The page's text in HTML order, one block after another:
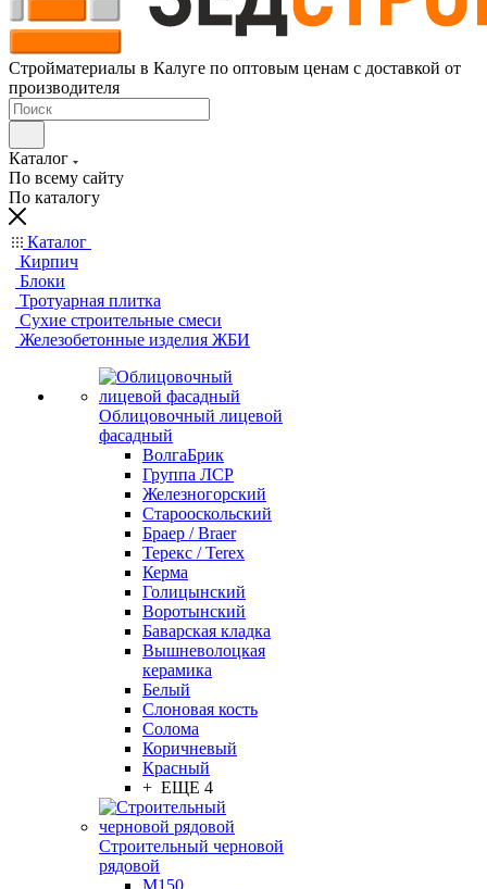
Стройматериалы в Калуге по оптовым ценам с доставкой от
производителя
Каталог
По всему сайту
По каталогу
Каталог
Кирпич
Блоки
Тротуарная плитка
Сухие строительные смеси
Железобетонные изделия ЖБИ
Облицовочный лицевой
фасадный
ВолгаБрик
Группа ЛСР
Железногорский
Старооскольский
Браер / Braer
Терекс / Terex
Керма
Голицынский
Воротынский
Баварская кладка
Вышневолоцкая
керамика
Белый
Слоновая кость
Солома
Коричневый
Красный
+ ЕЩЕ 4
Строительный черновой
рядовой
М150